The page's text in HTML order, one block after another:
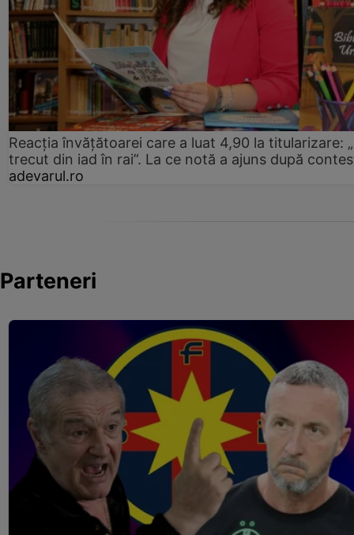
Reacția învățătoarei care a luat 4,90 la titularizare:
trecut din iad în rai”. La ce notă a ajuns după
adevarul.ro
Parteneri